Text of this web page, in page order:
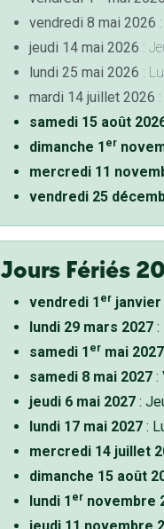
vendredi 8 mai 2026
jeudi 14 mai 2026 :
lundi 25 mai 2026 :
mardi 14 juillet 2026
samedi 15 août
dimanche 1 er
mercredi 11
vendredi 25
Jours Fériés
vendredi 1 erjanvier
lundi 29 mars 2027:
samedi 1 ermai 2027
samedi 8 mai 2027:
jeudi 6 mai 2027:
lundi 17 mai 2027:
mercredi 14 juillet
dimanche 15 août
lundi 1 ernovembre
jeudi 11 novembre